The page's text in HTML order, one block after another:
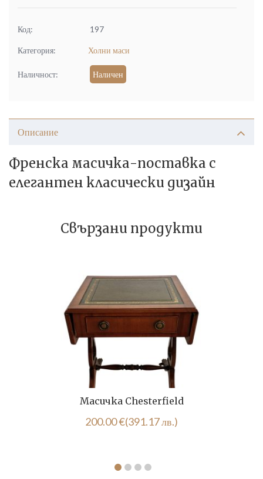
Код: 197
Категория: Холни маси
Наличност: Наличен
Описание
Френска масичка-поставка с
елегантен класически дизайн
Свързани продукти
Масичка Chesterfield
200.00€(391.17 лв.)